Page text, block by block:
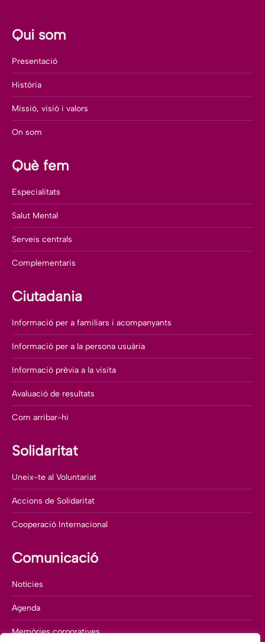
Qui som
Presentació
Història
Missió, visió i valors
On som
Què fem
Especialitats
Salut Mental
Serveis centrals
Complementaris
Ciutadania
Informació per a familiars i acompanyants
Informació per a la persona usuària
Informació prèvia a la visita
Avaluació de resultats
Com arribar-hi
Solidaritat
Uneix-te al Voluntariat
Accions de Solidaritat
Cooperació Internacional
Comunicació
Notícies
Agenda
Memòries corporatives